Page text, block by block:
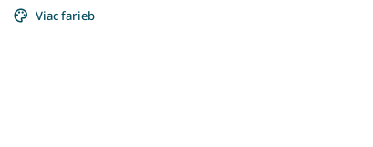
Viac farieb